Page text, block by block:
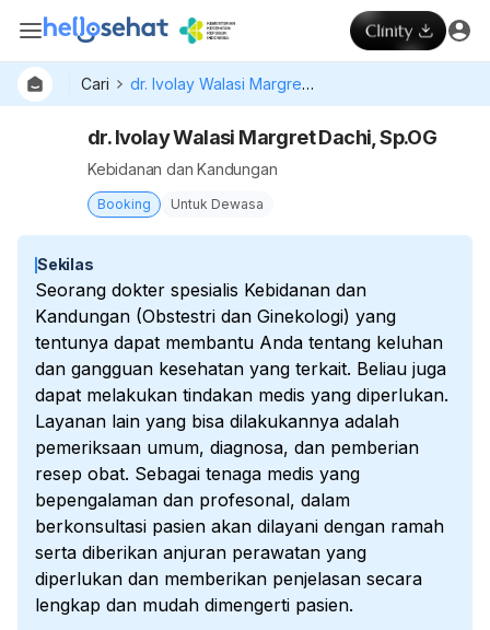
Cari dr. Ivolay Walasi Margret Dachi, Sp.OG
dr. Ivolay Walasi Margret Dachi, Sp.OG
Kebidanan dan Kandungan
Booking Untuk Dewasa
Sekilas
Seorang dokter spesialis Kebidanan dan
Kandungan (Obstestri dan Ginekologi) yang
tentunya dapat membantu Anda tentang keluhan
dan gangguan kesehatan yang terkait. Beliau juga
dapat melakukan tindakan medis yang diperlukan.
Layanan lain yang bisa dilakukannya adalah
pemeriksaan umum, diagnosa, dan pemberian
resep obat. Sebagai tenaga medis yang
bepengalaman dan profesonal, dalam
berkonsultasi pasien akan dilayani dengan ramah
serta diberikan anjuran perawatan yang
diperlukan dan memberikan penjelasan secara
lengkap dan mudah dimengerti pasien.